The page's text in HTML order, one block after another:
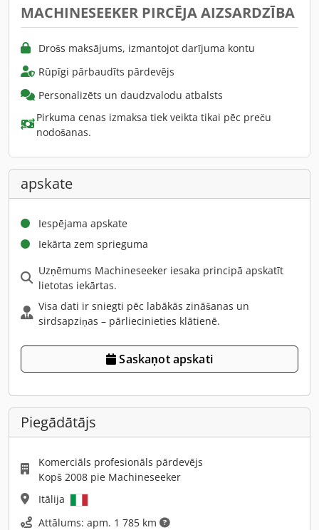
MACHINESEEKER PIRCĒJA AIZSARDZĪBA
Drošs maksājums, izmantojot darījuma kontu
Rūpīgi pārbaudīts pārdevējs
Personalizēts un daudzvalodu atbalsts
Pirkuma cenas izmaksa tiek veikta tikai pēc preču
nodošanas.
apskate
Iespējama apskate
Iekārta zem sprieguma
Uzņēmums Machineseeker iesaka principā apskatīt
lietotas iekārtas.
Visa dati ir sniegti pēc labākās zināšanas un
sirdsapziņas – pārliecinieties klātienē.
Saskaņot apskati
Piegādātājs
Komerciāls profesionāls pārdevējs
Kopš 2008 pie Machineseeker
Itālija
Attālums: apm. 1 785 km